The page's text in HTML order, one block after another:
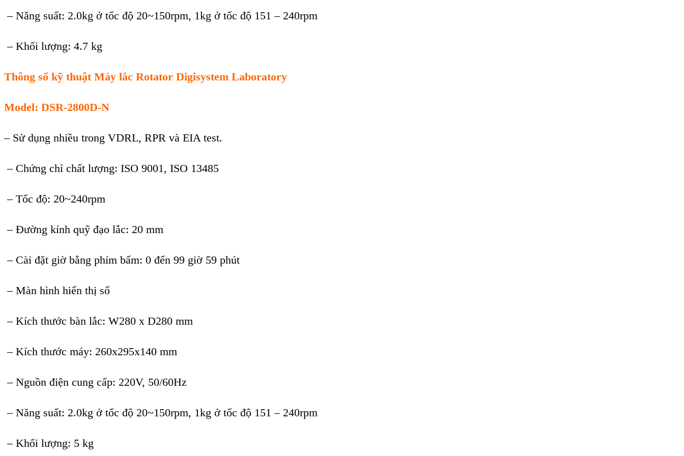
– Năng suất: 2.0kg ở tốc độ 20~150rpm, 1kg ở tốc độ 151 – 240rpm
– Khối lượng: 4.7 kg
Thông số kỹ thuật Máy lắc Rotator Digisystem Laboratory
Model: DSR-2800D-N
– Sử dụng nhiều trong VDRL, RPR và EIA test.
– Chứng chỉ chất lượng: ISO 9001, ISO 13485
– Tốc độ: 20~240rpm
– Đường kính quỹ đạo lắc: 20 mm
– Cài đặt giờ bằng phím bấm: 0 đến 99 giờ 59 phút
– Màn hình hiển thị số
– Kích thước bàn lắc: W280 x D280 mm
– Kích thước máy: 260x295x140 mm
– Nguồn điện cung cấp: 220V, 50/60Hz
– Năng suất: 2.0kg ở tốc độ 20~150rpm, 1kg ở tốc độ 151 – 240rpm
– Khối lượng: 5 kg